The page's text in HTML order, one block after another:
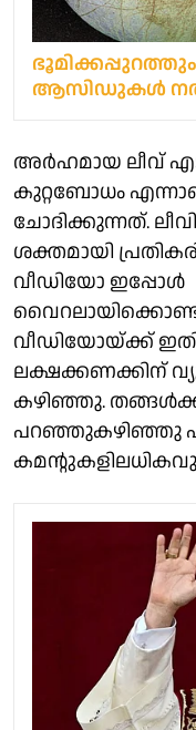
ആസിഡുകൾ
അർഹമായ ലീവ്
കുറ്റബോധം
ചോദിക്കുന്നത്.
ശക്തമായി
വീഡിയോ ഇപ്പോൾ
വീഡിയോയ്ക്ക്
ലക്ഷക്കണക്കിന്
കഴിഞ്ഞു.
പറഞ്ഞുകഴിഞ്ഞു